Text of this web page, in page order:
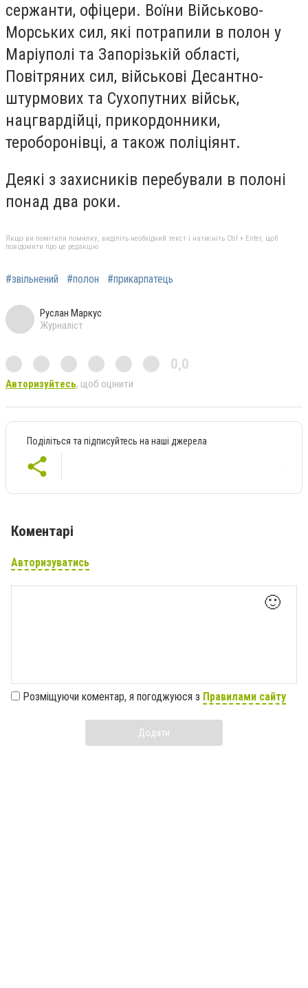
сержанти, офіцери. Воїни Військово-
Морських сил, які потрапили в полон у
Маріуполі та Запорізькій області,
Повітряних сил, військові Десантно-
штурмових та Сухопутних військ,
нацгвардійці, прикордонники,
тероборонівці, а також поліціянт.
Деякі з захисників перебували в полоні
понад два роки.
Якщо ви помітили помилку, виділіть необхідний текст і натисніть Ctrl + Enter, щоб
повідомити про це редакцію
#звільнений #полон #прикарпатець
Руслан Маркус
Журналіст
0,0
Авторизуйтесь, щоб оцінити
Поділіться та підписуйтесь на наші джерела
Коментарі
Авторизуватись
🙂
Розміщуючи коментар, я погоджуюся з Правилами сайту
Додати